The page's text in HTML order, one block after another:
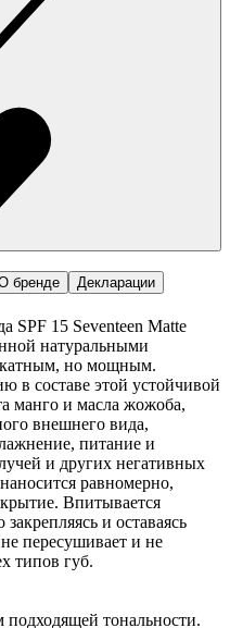
бренде
Декларации
SPF 15 Seventeen Matte
натуральными
но мощным.
в составе этой устойчивой
манго и масла жожоба,
внешнего вида,
питание и
и других негативных
равномерно,
Впитывается
и оставаясь
пересушивает и не
типов губ.
тональности.